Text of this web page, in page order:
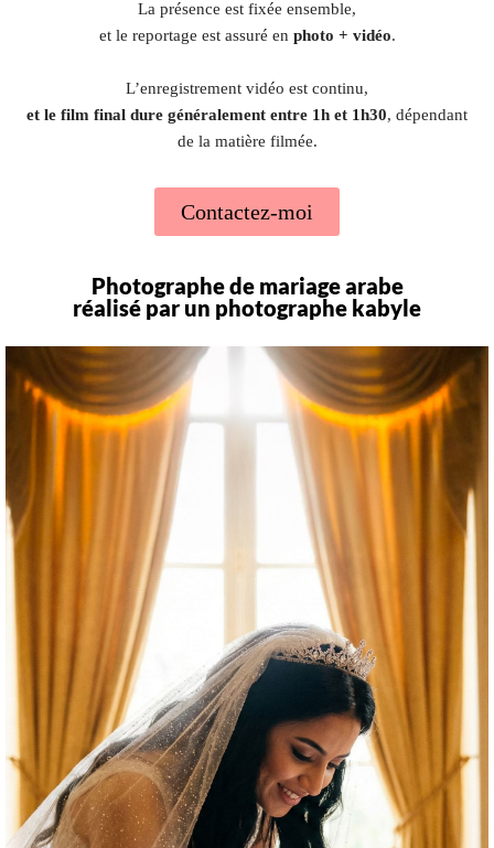
La présence est fixée ensemble,
et le reportage est assuré en photo + vidéo.
L’enregistrement vidéo est continu,
et le film final dure généralement entre 1h et 1h30, dépendant
de la matière filmée.
Contactez-moi
Photographe de mariage arabe
réalisé par un photographe kabyle